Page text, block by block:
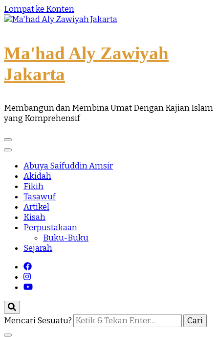
Lompat ke Konten
Ma'had Aly Zawiyah
Jakarta
Membangun dan Membina Umat Dengan Kajian Islam
yang Komprehensif
Abuya Saifuddin Amsir
Akidah
Fikih
Tasawuf
Artikel
Kisah
Perpustakaan
Buku-Buku
Sejarah
Mencari Sesuatu?